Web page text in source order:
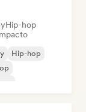
Hip-hop
Hip-hop